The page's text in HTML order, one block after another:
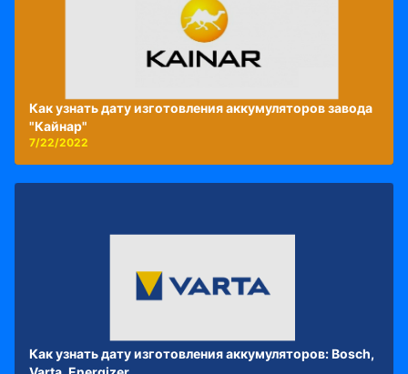
Как узнать дату изготовления аккумуляторов завода
"Кайнар"
7/22/2022
Как узнать дату изготовления аккумуляторов: Bosch,